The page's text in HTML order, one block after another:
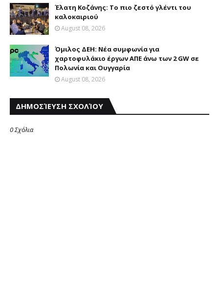
Έλατη Κοζάνης: Το πιο ζεστό γλέντι του
καλοκαιριού
August 08, 2026
Όμιλος ΔΕΗ: Νέα συμφωνία για
χαρτοφυλάκιο έργων ΑΠΕ άνω των 2 GW σε
Πολωνία και Ουγγαρία
August 08, 2026
ΔΗΜΟΣΊΕΥΣΗ ΣΧΟΛΊΟΥ
0 Σχόλια